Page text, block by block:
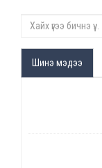
Шинэ мэдээ